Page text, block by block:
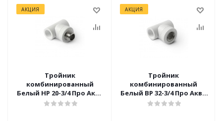
АКЦИЯ
Тройник
комбинированный
Белый НР 20-3/4 Про Аква
(10/80)
АКЦИЯ
Тройник
комбинированный
Белый ВР 32-3/4 Про Аква
(10/60)